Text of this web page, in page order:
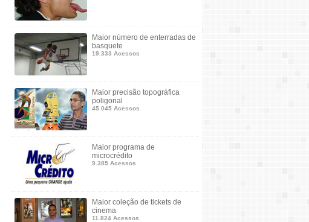
Maior número de enterradas de
basquete
19.333 Acessos
Maior precisão topográfica
poligonal
45.045 Acessos
Maior programa de
microcrédito
9.385 Acessos
Maior coleção de tickets de
cinema
11.824 Acessos